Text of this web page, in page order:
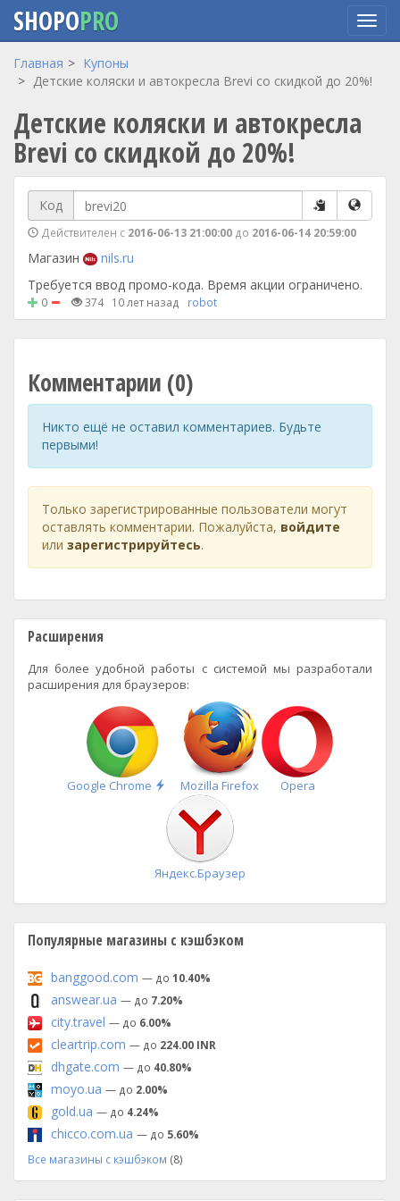
Перейти
содержанию
SHOPOPRO
Главная
Купоны
Детские коляски и автокресла Brevi со скидкой до 20%!
Детские коляски и автокресла
Brevi со скидкой до 20%!
Код
Действителен с 2016-06-13 21:00:00 до 2016-06-14 20:59:00
Магазин
nils.ru
Требуется ввод промо-кода. Время акции ограничено.
0 374 10 лет назад robot
Комментарии (0)
Никто ещё не оставил комментариев. Будьте
первыми!
Только зарегистрированные пользователи могут
оставлять комментарии. Пожалуйста, войдите
или зарегистрируйтесь.
Расширения
Для более удобной работы с системой мы разработали
расширения для браузеров:
Google Chrome
Быстрая
установка
Mozilla Firefox Opera
Яндекс.Браузер
Популярные магазины с кэшбэком
banggood.com — до 10.40%
answear.ua — до 7.20%
city.travel — до 6.00%
cleartrip.com — до 224.00 INR
dhgate.com — до 40.80%
moyo.ua — до 2.00%
gold.ua — до 4.24%
chicco.com.ua — до 5.60%
Все магазины с кэшбэком (8)